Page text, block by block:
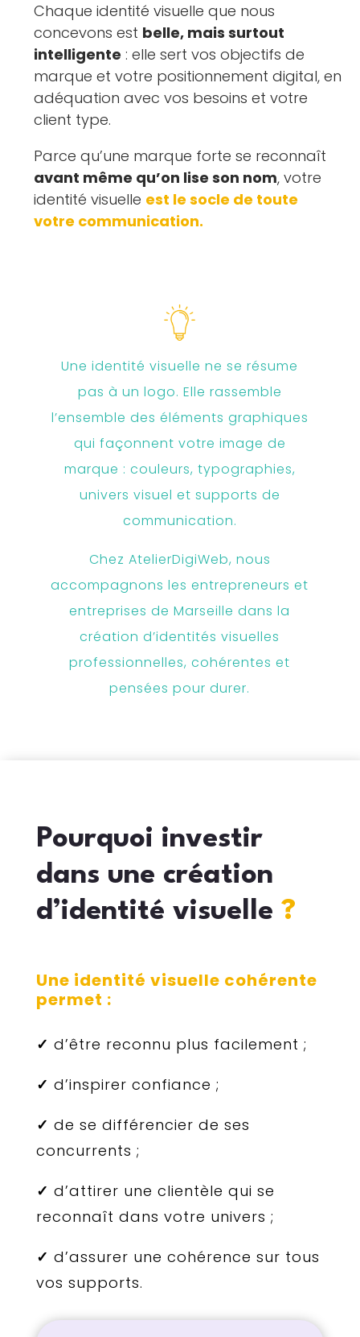
Chaque identité visuelle que nous
concevons est belle, mais surtout
intelligente : elle sert vos objectifs de
marque et votre positionnement digital, en
adéquation avec vos besoins et votre
client type.
Parce qu’une marque forte se reconnaît
avant même qu’on lise son nom, votre
identité visuelle est le socle de toute
votre communication.
Une identité visuelle ne se résume
pas à un logo. Elle rassemble
l’ensemble des éléments graphiques
qui façonnent votre image de
marque : couleurs, typographies,
univers visuel et supports de
communication.
Chez AtelierDigiWeb, nous
accompagnons les entrepreneurs et
entreprises de Marseille dans la
création d’identités visuelles
professionnelles, cohérentes et
pensées pour durer.
Pourquoi investir
dans une création
d’identité visuelle ?
Une identité visuelle cohérente
permet :
✓ d’être reconnu plus facilement ;
✓ d’inspirer confiance ;
✓ de se différencier de ses
concurrents ;
✓ d’attirer une clientèle qui se
reconnaît dans votre univers ;
✓ d’assurer une cohérence sur tous
vos supports.